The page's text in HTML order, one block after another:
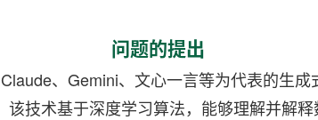
问题的提出
、Gemini、文心一言等为代表的生
技术基于深度学习算法，能够理解并解